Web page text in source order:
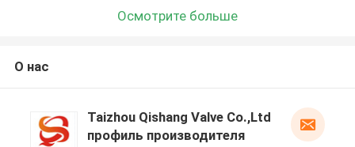
Осмотрите больше
О нас
Taizhou Qishang Valve Co.,Ltd
профиль производителя